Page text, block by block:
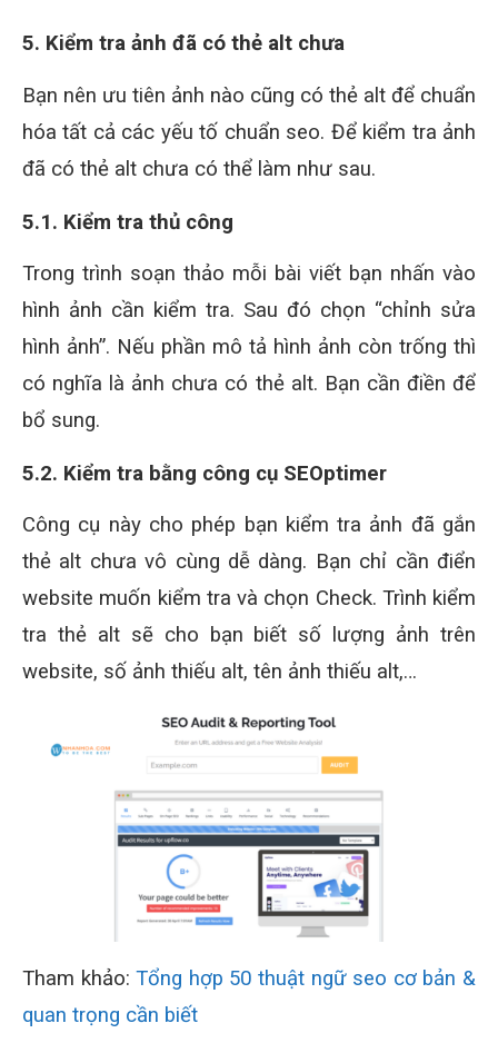
5. Kiểm tra ảnh đã có thẻ alt chưa
Bạn nên ưu tiên ảnh nào cũng có thẻ alt để chuẩn
hóa tất cả các yếu tố chuẩn seo. Để kiểm tra ảnh
đã có thẻ alt chưa có thể làm như sau.
5.1. Kiểm tra thủ công
Trong trình soạn thảo mỗi bài viết bạn nhấn vào
hình ảnh cần kiểm tra. Sau đó chọn “chỉnh sửa
hình ảnh”. Nếu phần mô tả hình ảnh còn trống thì
có nghĩa là ảnh chưa có thẻ alt. Bạn cần điền để
bổ sung.
5.2. Kiểm tra bằng công cụ SEOptimer
Công cụ này cho phép bạn kiểm tra ảnh đã gắn
thẻ alt chưa vô cùng dễ dàng. Bạn chỉ cần điển
website muốn kiểm tra và chọn Check. Trình kiểm
tra thẻ alt sẽ cho bạn biết số lượng ảnh trên
website, số ảnh thiếu alt, tên ảnh thiếu alt,…
Tham khảo:Tổng hợp 50 thuật ngữ seo cơ bản &
quan trọng cần biết